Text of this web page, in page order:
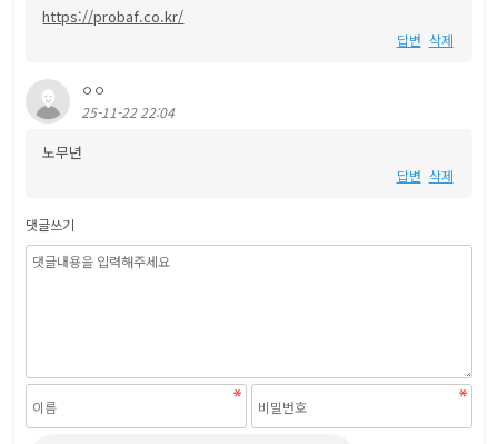
https://probaf.co.kr/
답변 삭제
ㅇㅇ
25-11-22 22:04
노무년
답변 삭제
댓글쓰기